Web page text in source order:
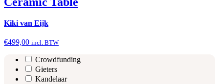
Kiki van Eijk
€499,00 incl. BTW
Crowdfunding
Gieters
Kandelaar